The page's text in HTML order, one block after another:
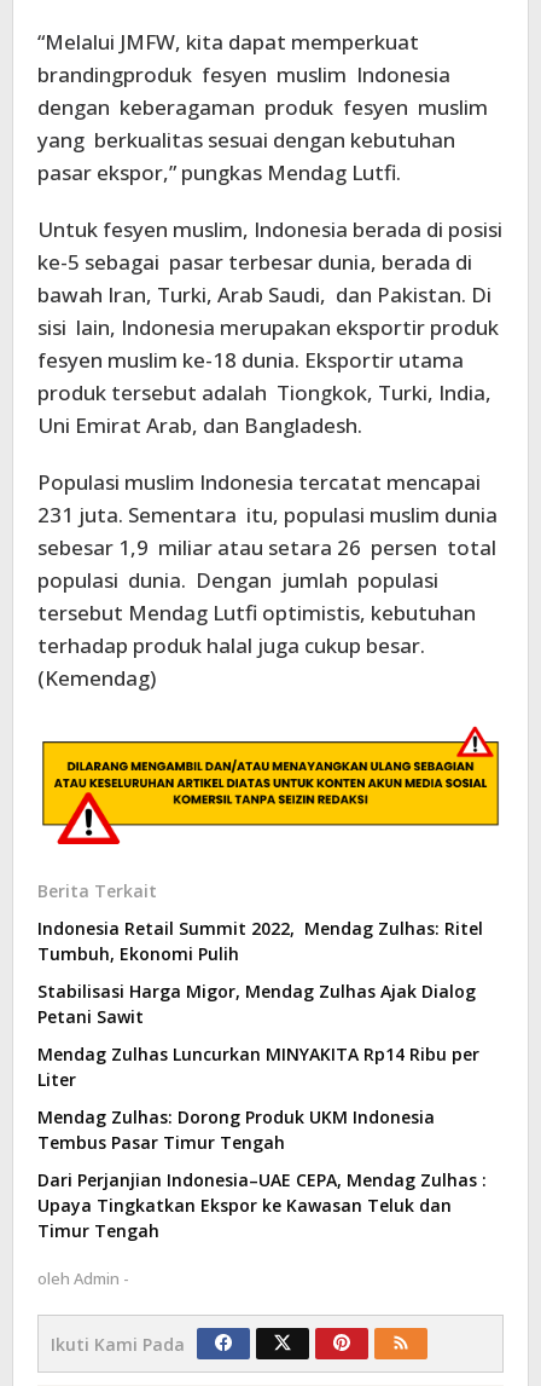
“Melalui JMFW, kita dapat memperkuat
brandingproduk fesyen muslim Indonesia
dengan keberagaman produk fesyen muslim
yang berkualitas sesuai dengan kebutuhan
pasar ekspor,” pungkas Mendag Lutfi.
Untuk fesyen muslim, Indonesia berada di posisi
ke-5 sebagai pasar terbesar dunia, berada di
bawah Iran, Turki, Arab Saudi, dan Pakistan. Di
sisi lain, Indonesia merupakan eksportir produk
fesyen muslim ke-18 dunia. Eksportir utama
produk tersebut adalah Tiongkok, Turki, India,
Uni Emirat Arab, dan Bangladesh.
Populasi muslim Indonesia tercatat mencapai
231 juta. Sementara itu, populasi muslim dunia
sebesar 1,9 miliar atau setara 26 persen total
populasi dunia. Dengan jumlah populasi
tersebut Mendag Lutfi optimistis, kebutuhan
terhadap produk halal juga cukup besar.
(Kemendag)
Berita Terkait
Indonesia Retail Summit 2022, Mendag Zulhas: Ritel
Tumbuh, Ekonomi Pulih
Stabilisasi Harga Migor, Mendag Zulhas Ajak Dialog
Petani Sawit
Mendag Zulhas Luncurkan MINYAKITA Rp14 Ribu per
Liter
Mendag Zulhas: Dorong Produk UKM Indonesia
Tembus Pasar Timur Tengah
Dari Perjanjian Indonesia–UAE CEPA, Mendag Zulhas :
Upaya Tingkatkan Ekspor ke Kawasan Teluk dan
Timur Tengah
oleh Admin -
Ikuti Kami Pada